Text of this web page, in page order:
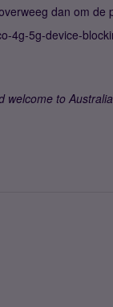
dan om de
4g-5g-device-
welcome to